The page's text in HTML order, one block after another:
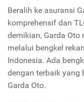
Beralih ke asuransi
komprehensif dan
demikian, Garda
melalui bengkel
Indonesia. Ada
dengan terbaik yang
Garda Oto.